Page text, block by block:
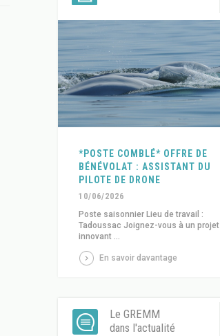
*POSTE COMBLÉ* OFFRE DE
BÉNÉVOLAT : ASSISTANT DU
PILOTE DE DRONE
10/06/2026
Poste saisonnier Lieu de travail :
Tadoussac Joignez-vous à un projet
innovant ...
En savoir davantage
Le GREMM
dans l'actualité